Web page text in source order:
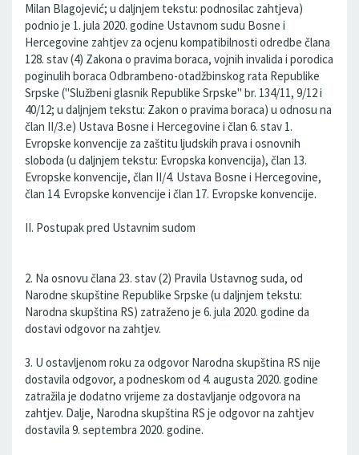
Milan Blagojević; u daljnjem tekstu: podnosilac zahtjeva)
podnio je 1. jula 2020. godine Ustavnom sudu Bosne i
Hercegovine zahtjev za ocjenu kompatibilnosti odredbe člana
128. stav (4) Zakona o pravima boraca, vojnih invalida i porodica
poginulih boraca Odbrambeno-otadžbinskog rata Republike
Srpske ("Službeni glasnik Republike Srpske" br. 134/11, 9/12 i
40/12; u daljnjem tekstu: Zakon o pravima boraca) u odnosu na
član II/3.e) Ustava Bosne i Hercegovine i član 6. stav 1.
Evropske konvencije za zaštitu ljudskih prava i osnovnih
sloboda (u daljnjem tekstu: Evropska konvencija), član 13.
Evropske konvencije, član II/4. Ustava Bosne i Hercegovine,
član 14. Evropske konvencije i član 17. Evropske konvencije.
II. Postupak pred Ustavnim sudom
2. Na osnovu člana 23. stav (2) Pravila Ustavnog suda, od
Narodne skupštine Republike Srpske (u daljnjem tekstu:
Narodna skupština RS) zatraženo je 6. jula 2020. godine da
dostavi odgovor na zahtjev.
3. U ostavljenom roku za odgovor Narodna skupština RS nije
dostavila odgovor, a podneskom od 4. augusta 2020. godine
zatražila je dodatno vrijeme za dostavljanje odgovora na
zahtjev. Dalje, Narodna skupština RS je odgovor na zahtjev
dostavila 9. septembra 2020. godine.